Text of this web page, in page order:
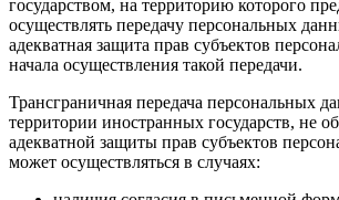
государством, на территорию которого
осуществлять передачу персональных
адекватная защита прав субъектов
начала осуществления такой передачи.
Трансграничная передача персональных
территории иностранных государств, не
адекватной защиты прав субъектов
может осуществляться в случаях: